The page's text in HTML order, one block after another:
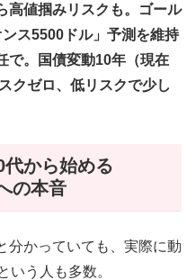
高値掴みリスクも。ゴール
ス5500ドル」予測を維持
で。国債変動10年（現在
クゼロ、低リスクで少し
から始める
の本音
分かっていても、実際に動
いう人も多数。